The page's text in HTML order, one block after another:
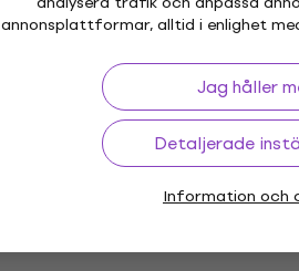
annonsplattformar, alltid i enlighet
Jag håller
Detaljerade
Information och